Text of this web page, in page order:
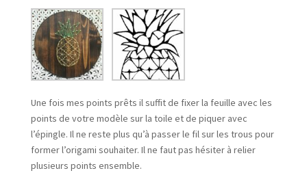
Une fois mes points prêts il suffit de fixer la feuille avec les
points de votre modèle sur la toile et de piquer avec
l’épingle. Il ne reste plus qu’à passer le fil sur les trous pour
former l’origami souhaiter. Il ne faut pas hésiter à relier
plusieurs points ensemble.